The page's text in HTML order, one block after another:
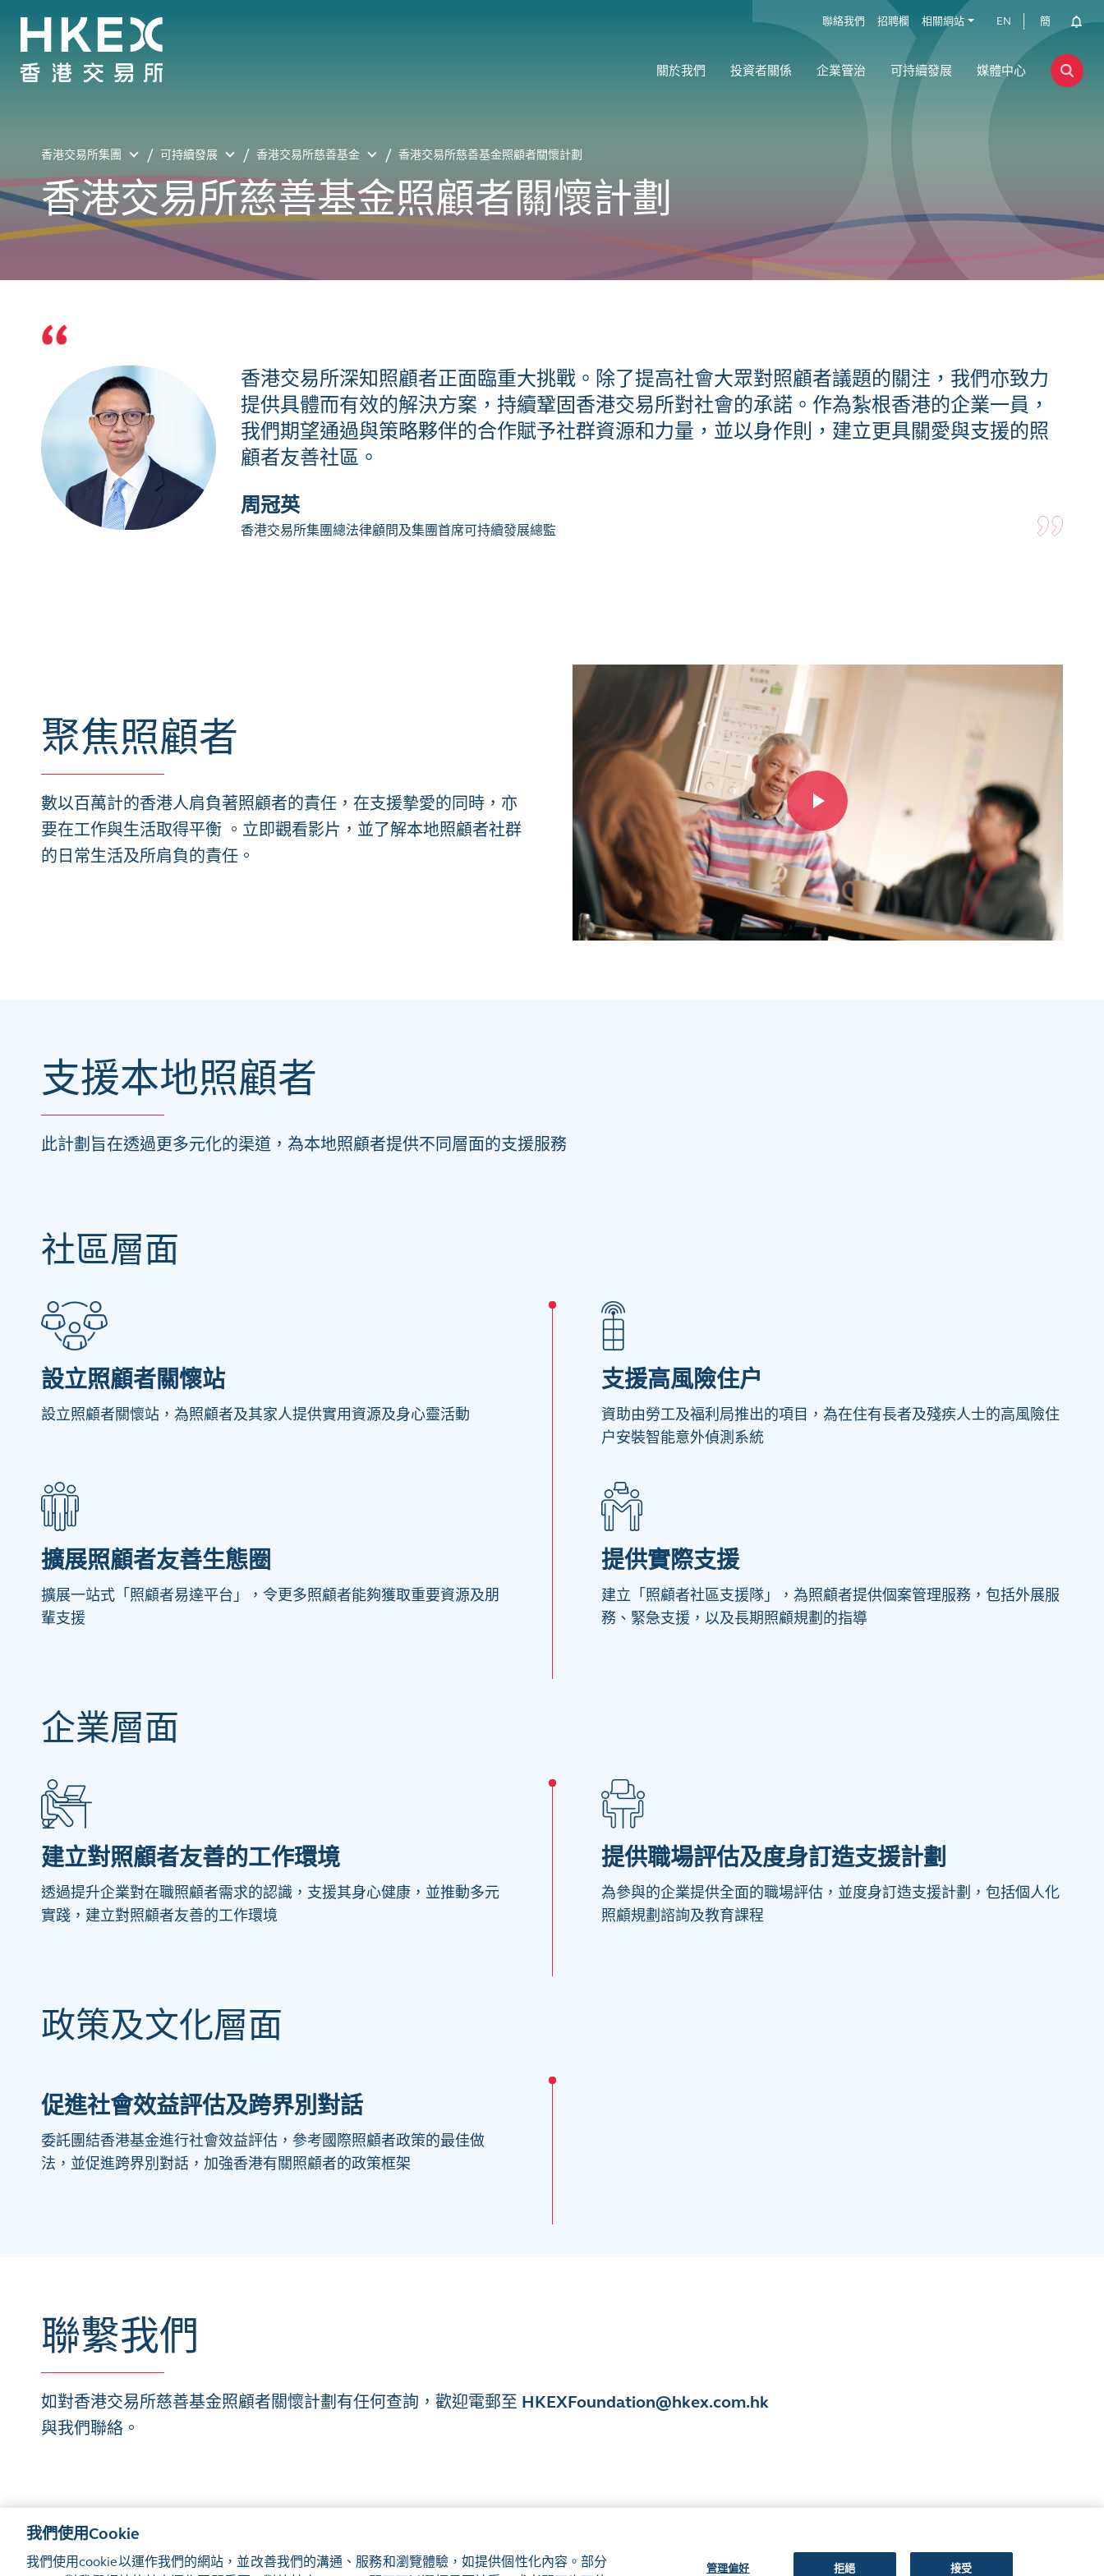
聯絡我們 招聘欄 相關網站 EN 簡
關於我們 投資者關係 企業管治 可持續發展 媒體中心
香港交易所集團 可持續發展 香港交易所慈善基金 香港交易所慈善基金照顧者關懷計劃
香港交易所慈善基金照顧者關懷計劃
香港交易所深知照顧者正面臨重大挑戰。除了提高社會大眾對照顧者議題的關注，我們亦致力
提供具體而有效的解決方案，持續鞏固香港交易所對社會的承諾。作為紮根香港的企業一員，
我們期望通過與策略夥伴的合作賦予社群資源和力量，並以身作則，建立更具關愛與支援的照
顧者友善社區。
周冠英
香港交易所集團總法律顧問及集團首席可持續發展總監
聚焦照顧者
數以百萬計的香港人肩負著照顧者的責任，在支援摯愛的同時，亦
要在工作與生活取得平衡 。立即觀看影片，並了解本地照顧者社群
的日常生活及所肩負的責任。
支援本地照顧者
此計劃旨在透過更多元化的渠道，為本地照顧者提供不同層面的支援服務
社區層面
設立照顧者關懷站
設立照顧者關懷站，為照顧者及其家人提供實用資源及身心靈活動
支援高風險住户
資助由勞工及福利局推出的項目，為在住有長者及殘疾人士的高風險住
户安裝智能意外偵測系統
擴展照顧者友善生態圈
擴展一站式「照顧者易達平台」，令更多照顧者能夠獲取重要資源及朋
輩支援
提供實際支援
建立「照顧者社區支援隊」，為照顧者提供個案管理服務，包括外展服
務、緊急支援，以及長期照顧規劃的指導
企業層面
建立對照顧者友善的工作環境
透過提升企業對在職照顧者需求的認識，支援其身心健康，並推動多元
實踐，建立對照顧者友善的工作環境
提供職場評估及度身訂造支援計劃
為參與的企業提供全面的職場評估，並度身訂造支援計劃，包括個人化
照顧規劃諮詢及教育課程
政策及文化層面
促進社會效益評估及跨界別對話
委託團結香港基金進行社會效益評估，參考國際照顧者政策的最佳做
法，並促進跨界別對話，加強香港有關照顧者的政策框架
聯繫我們
如對香港交易所慈善基金照顧者關懷計劃有任何查詢， 歡迎電郵至 HKEXFoundation@hkex.com.hk
與我們聯絡。
網站地圖 隱私聲明
cookie通知
關注我們:
我們使用Cookie
我們使用cookie以運作我們的網站，並改善我們的溝通、服務和瀏覽體驗，如提供個性化內容。部分
管理偏好 拒絕 接受